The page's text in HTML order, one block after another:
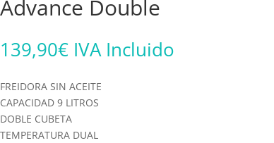
Advance Double
139,90€ IVA Incluido
FREIDORA SIN ACEITE
CAPACIDAD 9 LITROS
DOBLE CUBETA
TEMPERATURA DUAL